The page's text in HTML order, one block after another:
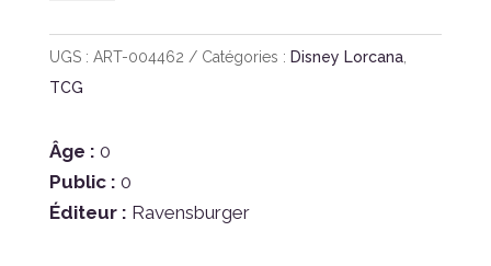
10
-
dans
les
profondeurs
UGS : ART-004462 Catégories : Disney Lorcana,
TCG
Âge : 0
Public : 0
Éditeur : Ravensburger